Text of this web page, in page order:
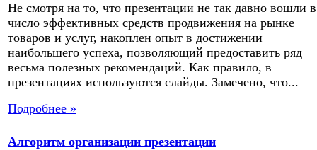
Не смотря на то, что презентации не так давно вошли в
число эффективных средств продвижения на рынке
товаров и услуг, накоплен опыт в достижении
наибольшего успеха, позволяющий предоставить ряд
весьма полезных рекомендаций. Как правило, в
презентациях используются слайды. Замечено, что...
Подробнее »
Алгоритм организации презентации